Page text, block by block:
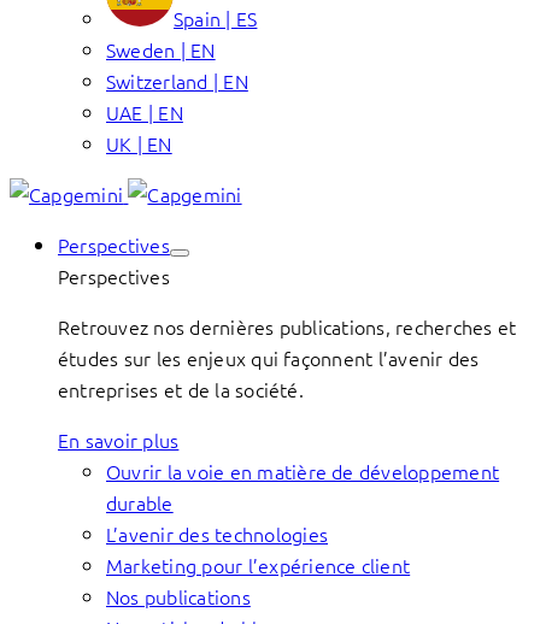
Spain | ES
Sweden | EN
Switzerland | EN
UAE | EN
UK | EN
Perspectives
Perspectives
Retrouvez nos dernières publications, recherches et
études sur les enjeux qui façonnent l’avenir des
entreprises et de la société.
En savoir plus
Ouvrir la voie en matière de développement
durable
L’avenir des technologies
Marketing pour l’expérience client
Nos publications